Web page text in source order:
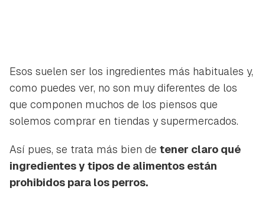
Esos suelen ser los ingredientes más habituales y,
como puedes ver, no son muy diferentes de los
que componen muchos de los piensos que
solemos comprar en tiendas y supermercados.
Así pues, se trata más bien de tener claro qué
ingredientes y tipos de alimentos están
prohibidos para los perros.